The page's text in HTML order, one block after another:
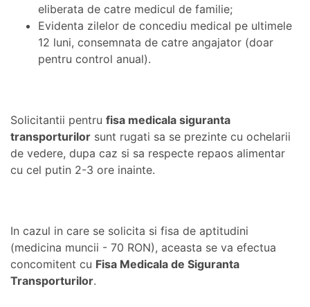
eliberata de catre medicul de familie;
Evidenta zilelor de concediu medical pe ultimele
12 luni, consemnata de catre angajator (doar
pentru control anual).
Solicitantii pentru fisa medicala siguranta
transporturilor sunt rugati sa se prezinte cu ochelarii
de vedere, dupa caz si sa respecte repaos alimentar
cu cel putin 2-3 ore inainte.
In cazul in care se solicita si fisa de aptitudini
(medicina muncii - 70 RON), aceasta se va efectua
concomitent cu Fisa Medicala de Siguranta
Transporturilor.